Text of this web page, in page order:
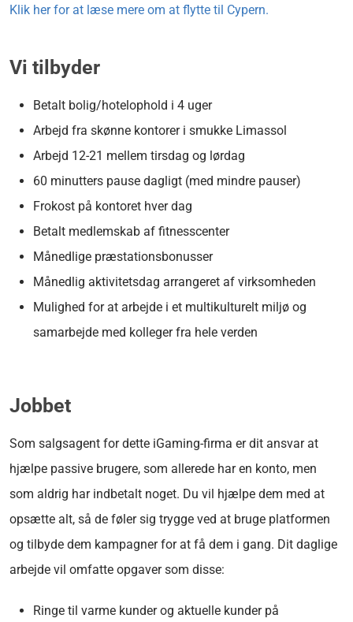
Klik her for at læse mere om at flytte til Cypern.
Vi tilbyder
Betalt bolig/hotelophold i 4 uger
Arbejd fra skønne kontorer i smukke Limassol
Arbejd 12-21 mellem tirsdag og lørdag
60 minutters pause dagligt (med mindre pauser)
Frokost på kontoret hver dag
Betalt medlemskab af fitnesscenter
Månedlige præstationsbonusser
Månedlig aktivitetsdag arrangeret af virksomheden
Mulighed for at arbejde i et multikulturelt miljø og
samarbejde med kolleger fra hele verden
Jobbet
Som salgsagent for dette iGaming-firma er dit ansvar at
hjælpe passive brugere, som allerede har en konto, men
som aldrig har indbetalt noget. Du vil hjælpe dem med at
opsætte alt, så de føler sig trygge ved at bruge platformen
og tilbyde dem kampagner for at få dem i gang. Dit daglige
arbejde vil omfatte opgaver som disse:
Ringe til varme kunder og aktuelle kunder på